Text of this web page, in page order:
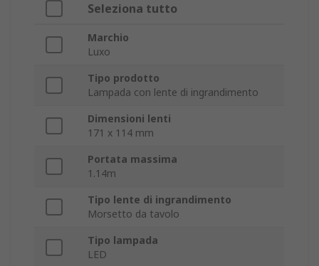
Seleziona tutto
Marchio
Luxo
Tipo prodotto
Lampada con lente di ingrandimento
Dimensioni lenti
171 x 114 mm
Portata massima
1.14m
Tipo lente di ingrandimento
Morsetto da tavolo
Tipo lampada
LED